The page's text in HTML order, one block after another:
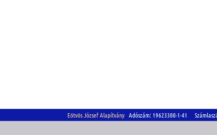
Eötvös József Alapítvány Adószám: 19623300-1-41